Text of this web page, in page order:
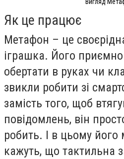
Як це працює
Метафон – це
іграшка. Його
обертати в руках чи
звикли робити зі
замість того, щоб
повідомлень, він
робить. І в цьому його
кажуть, що тактильна